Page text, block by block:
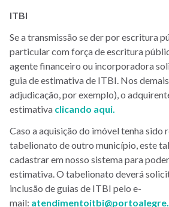
ITBI
Se a transmissão se der por escritura
particular com força de escritura
agente financeiro ou incorporadora
guia de estimativa de ITBI. Nos
adjudicação, por exemplo), o
estimativa clicando aqui.
Caso a aquisição do imóvel tenha sido
tabelionato de outro município, este
cadastrar em nosso sistema para
estimativa. O tabelionato deverá
inclusão de guias de ITBI pelo e-
mail: